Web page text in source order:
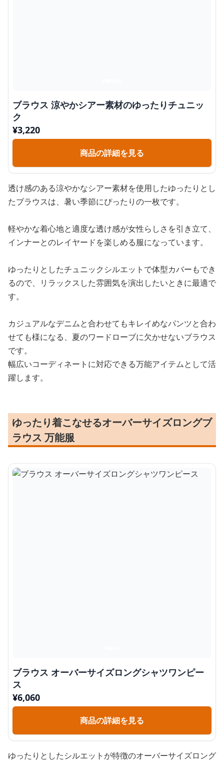
ブラウス 涼やかシアー素材のゆったりチュニッ
ク
¥3,220
商品の詳細を見る
透け感のある涼やかなシアー素材を使用したゆったりとし
たブラウスは、暑い季節にぴったりの一枚です。
軽やかな着心地と適度な透け感が女性らしさを引き立て、
インナーとのレイヤードを楽しめる服になっています。
ゆったりとしたチュニックシルエットで体型カバーもでき
るので、リラックスした雰囲気を演出したいときに最適で
す。
カジュアルなデニムと合わせてもキレイめなパンツと合わ
せても様になる、夏のワードローブに欠かせないブラウス
です。
幅広いコーディネートに対応できる万能アイテムとして活
躍します。
ゆったり着こなせるオーバーサイズロングブ
ラウス 万能服
ブラウス オーバーサイズロングシャツワンピー
ス
¥6,060
商品の詳細を見る
ゆったりとしたシルエットが特徴のオーバーサイズロング